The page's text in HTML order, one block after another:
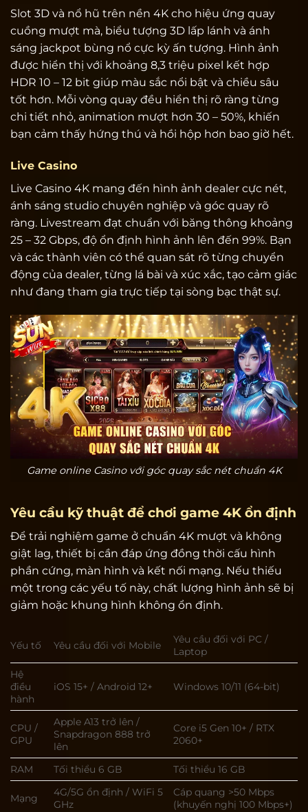
Slot 3D và nổ hũ trên nền 4K cho hiệu ứng quay
cuồng mượt mà, biểu tượng 3D lấp lánh và ánh
sáng jackpot bùng nổ cực kỳ ấn tượng. Hình ảnh
được hiển thị với khoảng 8,3 triệu pixel kết hợp
HDR 10 – 12 bit giúp màu sắc nổi bật và chiều sâu
tốt hơn. Mỗi vòng quay đều hiển thị rõ ràng từng
chi tiết nhỏ, animation mượt hơn 30 – 50%, khiến
bạn cảm thấy hứng thú và hồi hộp hơn bao giờ hết.
Live Casino
Live Casino 4K mang đến hình ảnh dealer cực nét,
ánh sáng studio chuyên nghiệp và góc quay rõ
ràng. Livestream đạt chuẩn với băng thông khoảng
25 – 32 Gbps, độ ổn định hình ảnh lên đến 99%. Bạn
và các thành viên có thể quan sát rõ từng chuyển
động của dealer, từng lá bài và xúc xắc, tạo cảm giác
như đang tham gia trực tiếp tại sòng bạc thật sự.
Game online Casino với góc quay sắc nét chuẩn 4K
Yêu cầu kỹ thuật để chơi game 4K ổn định
Để trải nghiệm game ở chuẩn 4K mượt và không
giật lag, thiết bị cần đáp ứng đồng thời cấu hình
phần cứng, màn hình và kết nối mạng. Nếu thiếu
một trong các yếu tố này, chất lượng hình ảnh sẽ bị
giảm hoặc khung hình không ổn định.
Yếu tố Yêu cầu đối với Mobile
Yêu cầu đối với PC /
Laptop
Hệ
điều
hành
iOS 15+ / Android 12+ Windows 10/11 (64-bit)
CPU /
GPU
Apple A13 trở lên /
Snapdragon 888 trở
lên
Core i5 Gen 10+ / RTX
2060+
RAM Tối thiểu 6 GB Tối thiểu 16 GB
Mạng
4G/5G ổn định / WiFi 5
GHz
Cáp quang >50 Mbps
(khuyến nghị 100 Mbps+)